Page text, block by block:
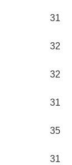
31
32
32
31
35
31